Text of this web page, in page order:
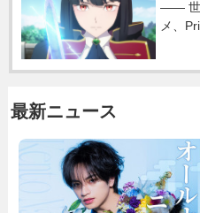
―― 世
メ、
最新ニュース